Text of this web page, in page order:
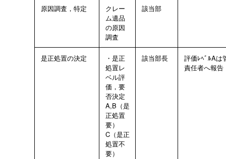
原因調査，特定
クレー
ム遺品
の原因
調査
該当部
是正処置の決定
・是正
処置レ
ベル評
価，要
否決定
A,B（是
正処置
要）
C（是正
処置不
要）
該当部長
評価ﾚﾍﾞﾙAは
責任者へ報告